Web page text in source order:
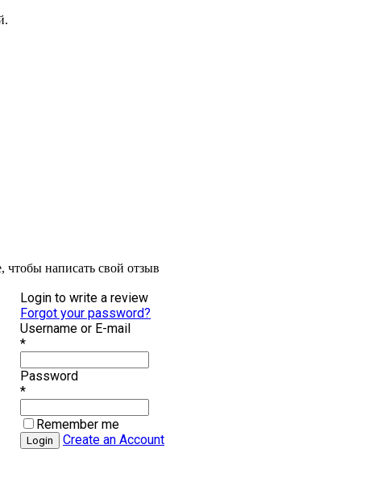
чтобы написать свой отзыв
Login to write a review
Forgot your password?
Username or E-mail
*
Password
*
Remember me
Create an Account